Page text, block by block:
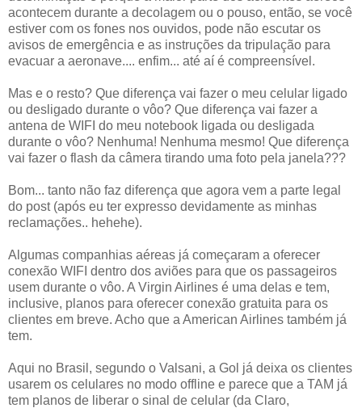
acontecem durante a decolagem ou o pouso, então, se você
estiver com os fones nos ouvidos, pode não escutar os
avisos de emergência e as instruções da tripulação para
evacuar a aeronave.... enfim... até aí é compreensível.
Mas e o resto? Que diferença vai fazer o meu celular ligado
ou desligado durante o vôo? Que diferença vai fazer a
antena de WIFI do meu notebook ligada ou desligada
durante o vôo? Nenhuma! Nenhuma mesmo! Que diferença
vai fazer o flash da câmera tirando uma foto pela janela???
Bom... tanto não faz diferença que agora vem a parte legal
do post (após eu ter expresso devidamente as minhas
reclamações.. hehehe).
Algumas companhias aéreas já começaram a oferecer
conexão WIFI dentro dos aviões para que os passageiros
usem durante o vôo. A Virgin Airlines é uma delas e tem,
inclusive, planos para oferecer conexão gratuita para os
clientes em breve. Acho que a American Airlines também já
tem.
Aqui no Brasil, segundo o Valsani, a Gol já deixa os clientes
usarem os celulares no modo offline e parece que a TAM já
tem planos de liberar o sinal de celular (da Claro,